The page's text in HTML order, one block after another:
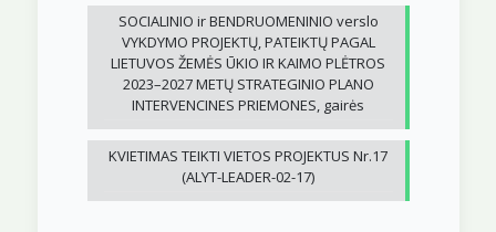
SOCIALINIO ir BENDRUOMENINIO verslo
VYKDYMO PROJEKTŲ, PATEIKTŲ PAGAL
LIETUVOS ŽEMĖS ŪKIO IR KAIMO PLĖTROS
2023–2027 METŲ STRATEGINIO PLANO
INTERVENCINES PRIEMONES, gairės
KVIETIMAS TEIKTI VIETOS PROJEKTUS Nr.17
(ALYT-LEADER-02-17)